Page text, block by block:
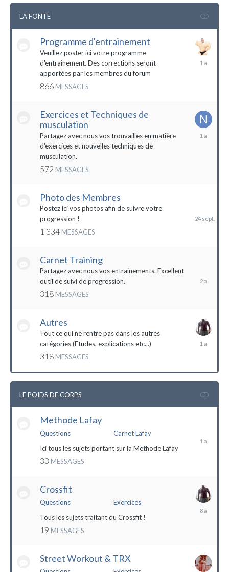
LA FONTE
Programme d'entrainement
Veuillez poster ici votre programme
d'entrainement. Des corrections seront
apportées par les membres du forum
866 MESSAGES
20
Exercices et Techniques de
musculation
Partagez avec nous vos trouvailles en matière
d'exercices et nouvelles techniques de
musculation.
572 MESSAGES
25
Photo des Membres
Postez ici vos photos afin de suivre votre
progression !
1 334 MESSAGES
2023
Carnet Training
Partagez avec nous vos entrainements. Excellent
outil de suivi de progression.
318 MESSAGES
2022
Autres
Tout ce qui ne rentre pas dans les autres
catégories (Etudes, explications etc...)
318 MESSAGES
10
LE POIDS DE CORPS
Methode Lafay
Questions
Carnet Lafay
Ici tous les sujets portant sur la Methode Lafay
33 MESSAGES
2023
Crossfit
Questions
Exercices
Tous les sujets traitant du Crossfit !
19 MESSAGES
27
Street Workout & TRX